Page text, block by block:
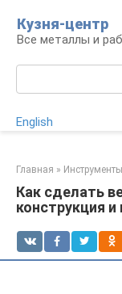
контенту
Кузня-центр
Все металлы и
English
Главная » Инструменты
Как сделать
конструкция и